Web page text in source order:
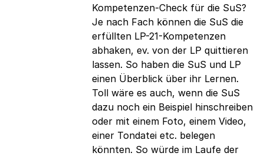
Kompetenzen-Check für die SuS?
Je nach Fach können die SuS die
erfüllten LP-21-Kompetenzen
abhaken, ev. von der LP quittieren
lassen. So haben die SuS und LP
einen Überblick über ihr Lernen.
Toll wäre es auch, wenn die SuS
dazu noch ein Beispiel hinschreiben
oder mit einem Foto, einem Video,
einer Tondatei etc. belegen
könnten. So würde im Laufe der